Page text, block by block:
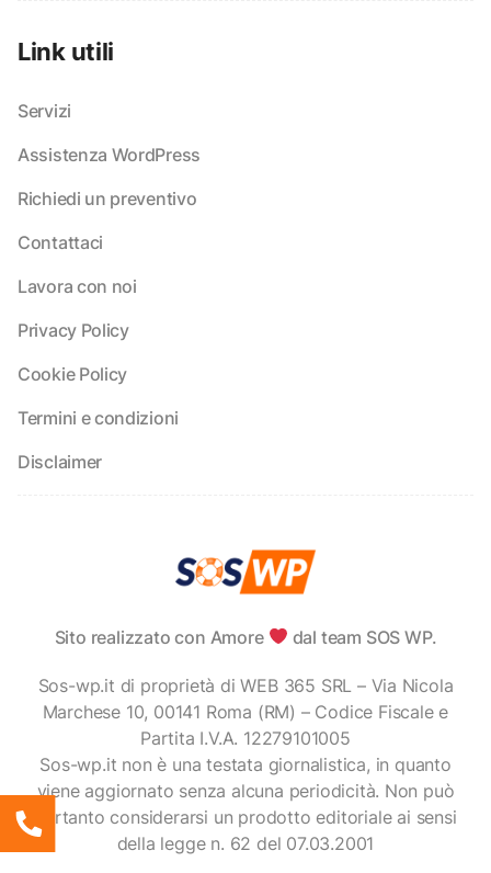
Link utili
Servizi
Assistenza WordPress
Richiedi un preventivo
Contattaci
Lavora con noi
Privacy Policy
Cookie Policy
Termini e condizioni
Disclaimer
Sito realizzato con Amore dal team SOS WP.
Sos-wp.it di proprietà di WEB 365 SRL – Via Nicola
Marchese 10, 00141 Roma (RM) – Codice Fiscale e
Partita I.V.A. 12279101005
Sos-wp.it non è una testata giornalistica, in quanto
viene aggiornato senza alcuna periodicità. Non può
pertanto considerarsi un prodotto editoriale ai sensi
della legge n. 62 del 07.03.2001